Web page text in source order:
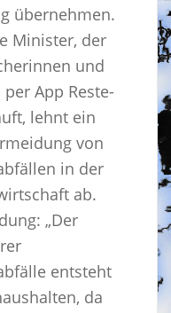
übernehmen.
Minister, der
und
App Reste-
lehnt ein
von
in der
ab.
„Der
entsteht
da